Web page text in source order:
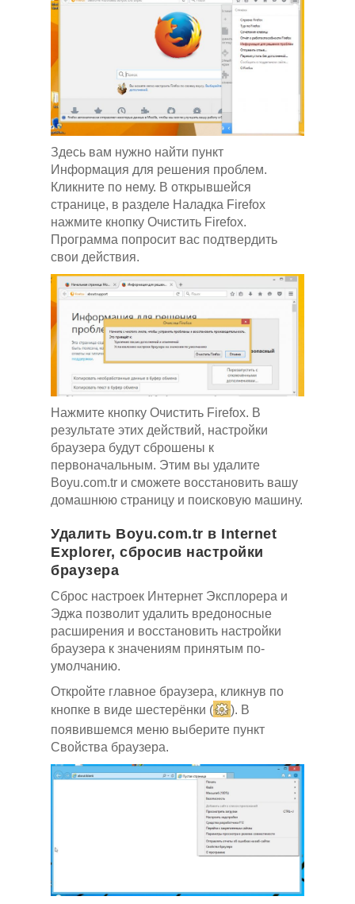
Здесь вам нужно найти пункт
Информация для решения проблем.
Кликните по нему. В открывшейся
странице, в разделе Наладка Firefox
нажмите кнопку Очистить Firefox.
Программа попросит вас подтвердить
свои действия.
Нажмите кнопку Очистить Firefox. В
результате этих действий, настройки
браузера будут сброшены к
первоначальным. Этим вы удалите
Boyu.com.tr и сможете восстановить вашу
домашнюю страницу и поисковую машину.
Удалить Boyu.com.tr в Internet
Explorer, сбросив настройки
браузера
Сброс настроек Интернет Эксплорера и
Эджа позволит удалить вредоносные
расширения и восстановить настройки
браузера к значениям принятым по-
умолчанию.
Откройте главное браузера, кликнув по
кнопке в виде шестерёнки (
). В
появившемся меню выберите пункт
Свойства браузера.